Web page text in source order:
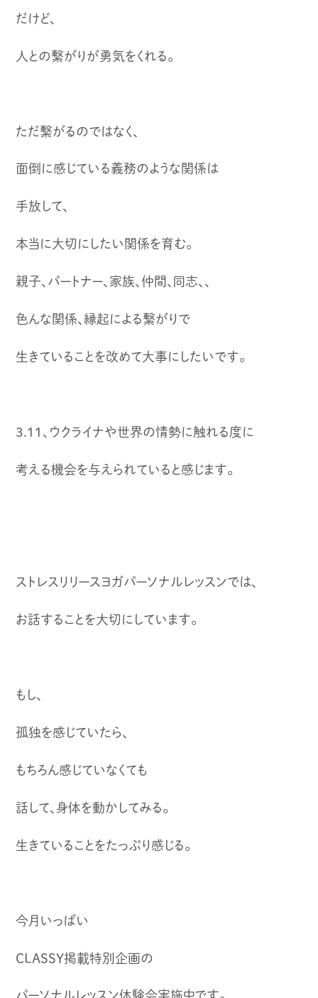
だけど、
人との繋がりが勇気をくれる。
ただ繋がるのではなく、
面倒に感じている義務のような関係は
手放して、
本当に大切にしたい関係を育む。
親子、パートナー、家族、仲間、同志、、
色んな関係、縁起による繋がりで
生きていることを改めて大事にしたいです。
3.11、ウクライナや世界の情勢に触れる度に
考える機会を与えられていると感じます。
ストレスリリースヨガパーソナルレッスンでは、
お話することを大切にしています。
もし、
孤独を感じていたら、
もちろん感じていなくても
話して、身体を動かしてみる。
生きていることをたっぷり感じる。
今月いっぱい
CLASSY掲載特別企画の